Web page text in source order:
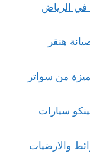
في الرياض
هنقر
من سواتر
سيارات
والارضيات